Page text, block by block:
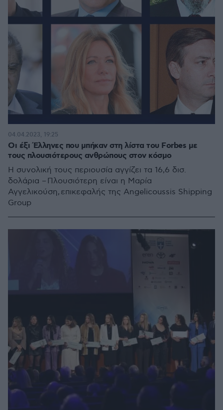
Οι έξι Έλληνες που μπήκαν στη λίστα του Forbes με
τους πλουσιότερους ανθρώπους στον κόσμο
Η συνολική τους περιουσία αγγίζει τα 16,6 δισ.
δολάρια – Πλουσιότερη είναι η Μαρία
Αγγελικούση, επικεφαλής της Angelicoussis Shipping
Group
04.04.2023, 19:25